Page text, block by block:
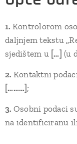
1. Kontrolorom
daljnjem tekstu
sjedištem u […] (u
2. Kontaktni
[………] ;
3. Osobni podaci
na identificiranu